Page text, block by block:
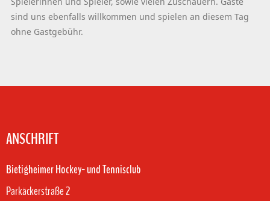
sind uns ebenfalls willkommen und spielen an diesem Tag
ohne Gastgebühr.
ANSCHRIFT
Bietigheimer Hockey- und Tennisclub
Parkäckerstraße 2